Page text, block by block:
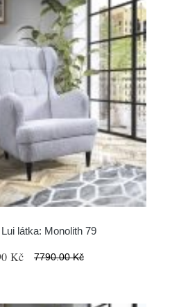
látka: Monolith 79
Kč 7790.00 Kč